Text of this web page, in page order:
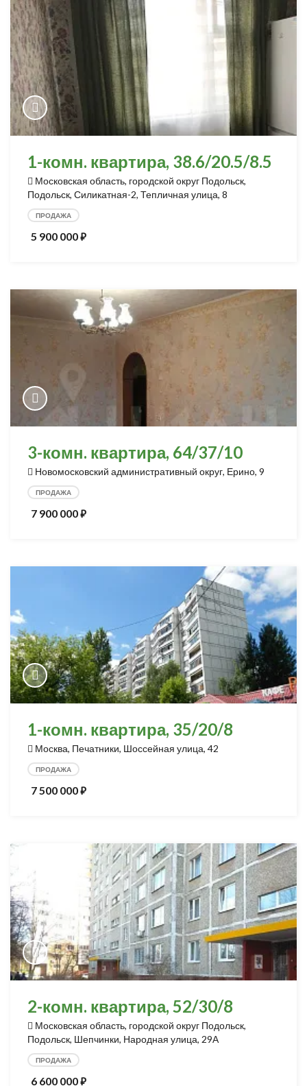
1-комн. квартира, 38.6/20.5/8.5
Московская область, городской округ Подольск,
Подольск, Силикатная-2, Тепличная улица, 8
ПРОДАЖА
5 900 000⃏
3-комн. квартира, 64/37/10
Новомосковский административный округ, Ерино, 9
ПРОДАЖА
7 900 000⃏
1-комн. квартира, 35/20/8
Москва, Печатники, Шоссейная улица, 42
ПРОДАЖА
7 500 000⃏
2-комн. квартира, 52/30/8
Московская область, городской округ Подольск,
Подольск, Шепчинки, Народная улица, 29А
ПРОДАЖА
6 600 000⃏